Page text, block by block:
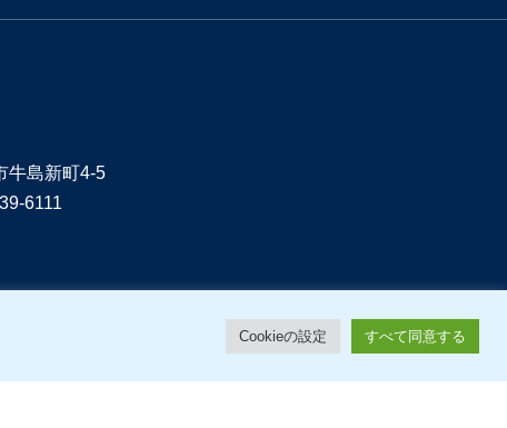
牛島新町4-5
6111
Cookieの設定 すべて同意する